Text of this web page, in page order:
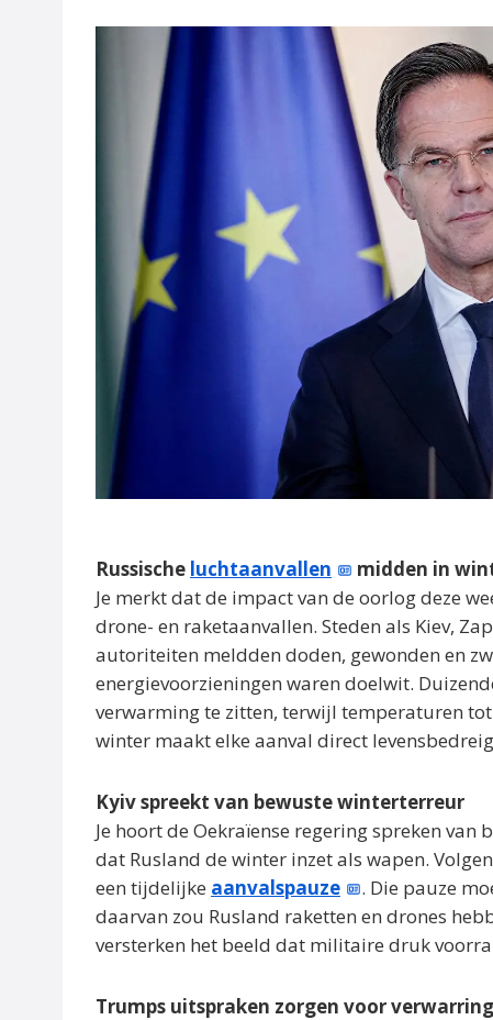
Russische luchtaanvallen
midden in
Je merkt dat de impact van de oorlog deze
drone- en raketaanvallen. Steden als Kiev,
autoriteiten meldden doden, gewonden en
energievoorzieningen waren doelwit.
verwarming te zitten, terwijl temperaturen
winter maakt elke aanval direct
Kyiv spreekt van bewuste winterterreur
Je hoort de Oekraïense regering spreken
dat Rusland de winter inzet als wapen.
een tijdelijke aanvalspauze
. Die pauze
daarvan zou Rusland raketten en drones
versterken het beeld dat militaire druk
Trumps uitspraken zorgen voor